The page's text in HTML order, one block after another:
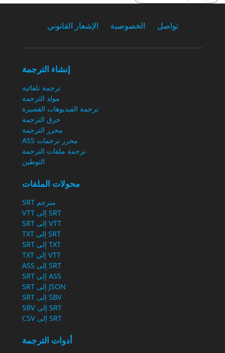
تواصل الخصوصية الإشعار القانوني
إنشاء الترجمة
ترجمة تلقائية
مولد الترجمة
ترجمة الفيديوهات القصيرة
حرق الترجمة
محرر الترجمة
محرر ترجمات ASS
ترجمة ملفات الترجمة
التوطين
محولات الملفات
مترجم SRT
SRT إلى VTT
VTT إلى SRT
SRT إلى TXT
TXT إلى SRT
VTT إلى TXT
SRT إلى ASS
ASS إلى SRT
JSON إلى SRT
SBV إلى SRT
SRT إلى SBV
SRT إلى CSV
أدوات الترجمة